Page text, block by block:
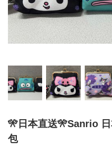
🎌日本直送🎌Sanrio
包